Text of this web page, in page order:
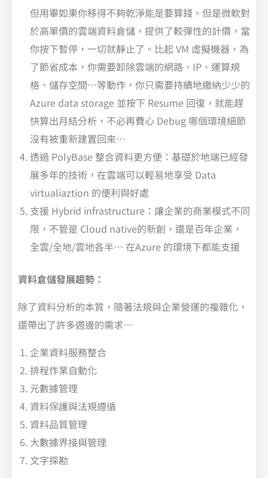
但用畢如果你移得不夠乾淨能是要算錢。但是微軟對
於高單價的雲端資料倉儲，提供了較彈性的計價，當
你按下暫停，一切就靜止了。比起 VM 虛擬機器，為
了節省成本，你需要卸除雲端的網路、IP、運算規
格、儲存空間…等動作，你只需要持續地繳納少少的
Azure data storage 並按下 Resume 回復，就能趕
快算出月結分析，不必再費心 Debug 哪個環境細節
沒有被重新建置回來…
透過 PolyBase 整合資料更方便：基礎於地端已經發
展多年的技術，在雲端可以輕易地享受 Data
virtualiaztion 的便利與好處
支援 Hybrid infrastructure：讓企業的商業模式不同
限，不管是 Cloud native的新創，還是百年企業，
全雲/全地/雲地各半… 在Azure 的環境下都能支援
資料倉儲發展趨勢：
除了資料分析的本質，隨著法規與企業營運的複雜化，
還帶出了許多週邊的需求…
企業資料服務整合
排程作業自動化
元數據管理
資料保護與法規遵循
資料品質管理
大數據界接與管理
文字探勘